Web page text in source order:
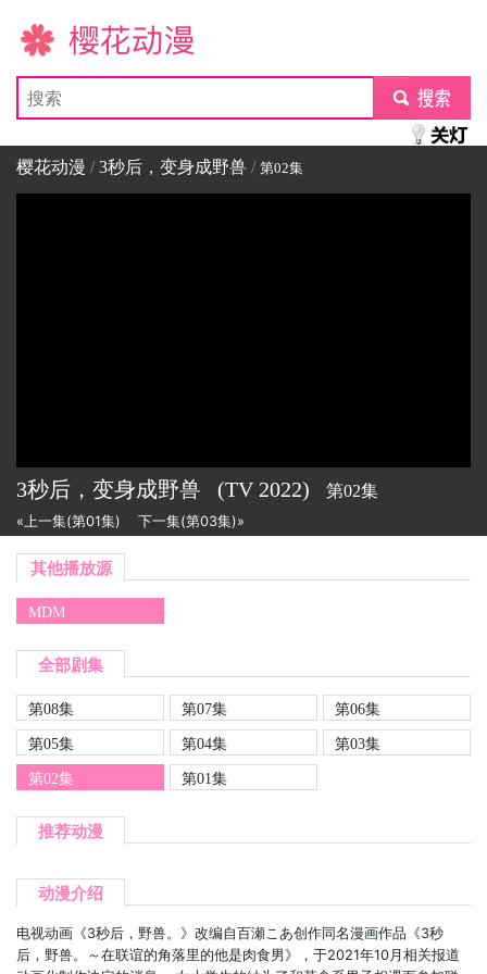
樱花动漫
submit
樱花动漫 /3秒后，变身成野兽 / 第02集
3秒后，变身成野兽 (TV 2022) 第02集
«上一集(第01集) 下一集(第03集)»
其他播放源
MDM
全部剧集
第08集 第07集
第06集
第05集
第04集
第03集
第02集
第01集
推荐动漫
动漫介绍
电视动画《3秒后，野兽。》改编自百瀬こあ创作同名漫画作品《3秒
后，野兽。～在联谊的角落里的他是肉食男》，于2021年10月相关报道